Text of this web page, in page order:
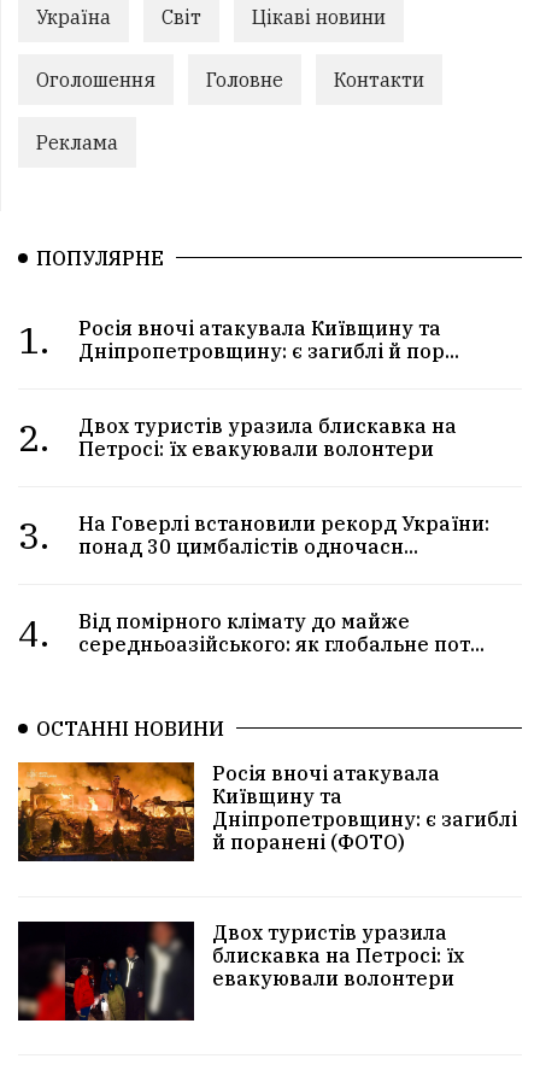
Україна Світ Цікаві новини
Оголошення Головне Контакти
Реклама
ПОПУЛЯРНЕ
1.
Росія вночі атакувала Київщину та
Дніпропетровщину: є загиблі й пор...
2.
Двох туристів уразила блискавка на
Петросі: їх евакуювали волонтери
3.
На Говерлі встановили рекорд України:
понад 30 цимбалістів одночасн...
4.
Від помірного клімату до майже
середньоазійського: як глобальне пот...
ОСТАННІ НОВИНИ
Росія вночі атакувала
Київщину та
Дніпропетровщину: є загиблі
й поранені (ФОТО)
Двох туристів уразила
блискавка на Петросі: їх
евакуювали волонтери